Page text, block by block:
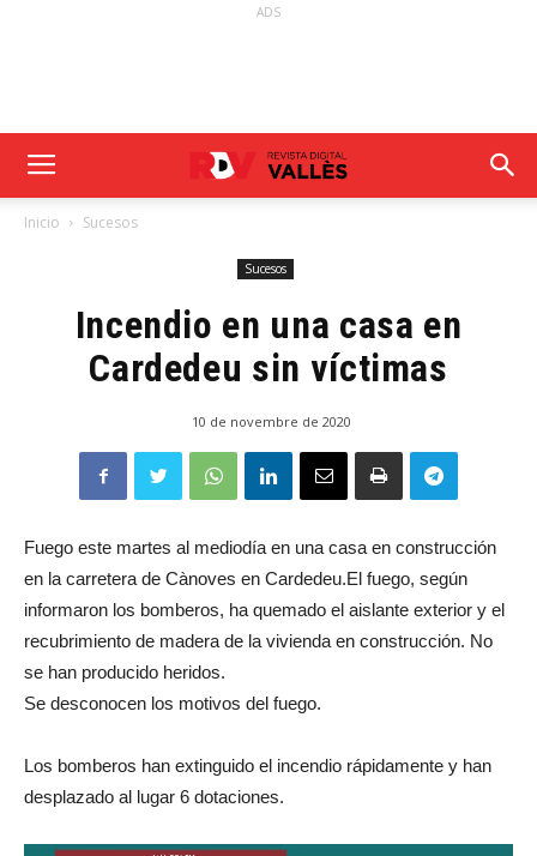
ADS
Inicio Sucesos
Sucesos
Incendio en una casa en
Cardedeu sin víctimas
10 de novembre de 2020
Fuego este martes al mediodía en una casa en construcción
en la carretera de Cànoves en Cardedeu.El fuego, según
informaron los bomberos, ha quemado el aislante exterior y el
recubrimiento de madera de la vivienda en construcción. No
se han producido heridos.
Se desconocen los motivos del fuego.
Los bomberos han extinguido el incendio rápidamente y han
desplazado al lugar 6 dotaciones.